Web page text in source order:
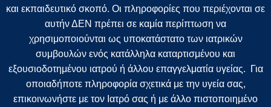
και εκπαιδευτικό σκοπό. Οι πληροφορίες που περιέχονται σε
αυτήν ΔΕΝ πρέπει σε καμία περίπτωση να
χρησιμοποιούνται ως υποκατάστατο των ιατρικών
συμβουλών ενός κατάλληλα καταρτισμένου και
εξουσιοδοτημένου ιατρού ή άλλου επαγγελματία υγείας. Για
οποιαδήποτε πληροφορία σχετικά με την υγεία σας,
επικοινωνήστε με τον Ιατρό σας ή με άλλο πιστοποιημένο